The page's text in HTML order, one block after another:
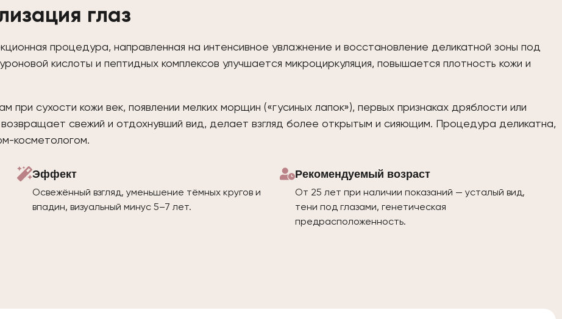
глаз
процедура, направленная на интенсивное увлажнение и восстановление деликатной зоны под
кислоты и пептидных комплексов улучшается микроциркуляция, повышается плотность кожи и
сухости кожи век, появлении мелких морщин («гусиных лапок»), первых признаках дряблости или
возвращает свежий и отдохнувший вид, делает взгляд более открытым и сияющим. Процедура деликатна,
косметологом.
Эффект
Освежённый взгляд, уменьшение тёмных кругов и
впадин, визуальный минус 5–7 лет.
Рекомендуемый возраст
От 25 лет при наличии показаний — усталый вид,
тени под глазами, генетическая
предрасположенность.